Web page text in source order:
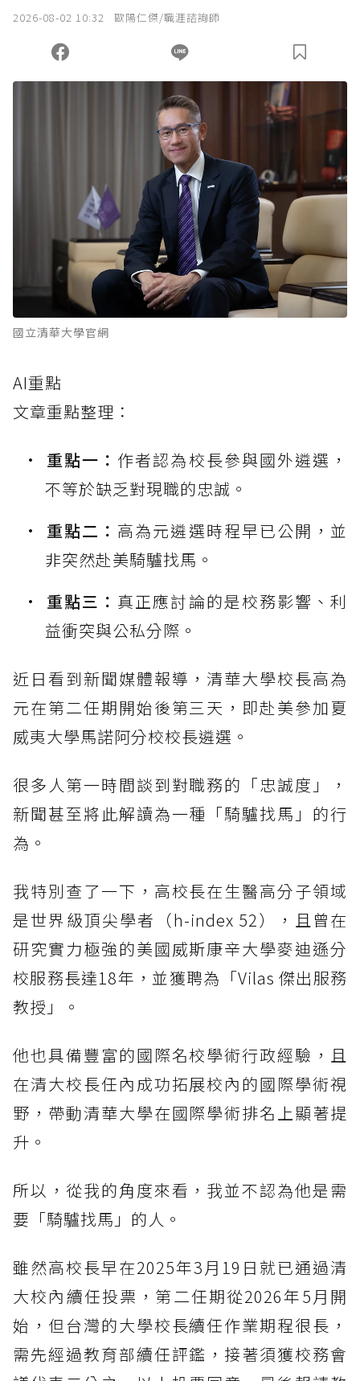
您當前剩餘 U 利點數：0點；前往 購買點數
2026-08-02 10:32 歐陽仁傑/職涯諮詢師
國立清華大學官網
AI重點
文章重點整理：
重點一： 作者認為校長參與國外遴選，
不等於缺乏對現職的忠誠。
重點二： 高為元遴選時程早已公開，並
非突然赴美騎驢找馬。
重點三： 真正應討論的是校務影響、利
益衝突與公私分際。
近日看到新聞媒體報導，清華大學校長高為
元在第二任期開始後第三天，即赴美參加夏
威夷大學馬諾阿分校校長遴選。
很多人第一時間談到對職務的「忠誠度」，
新聞甚至將此解讀為一種「騎驢找馬」的行
為。
我特別查了一下，高校長在生醫高分子領域
是世界級頂尖學者（h-index 52），且曾在
研究實力極強的美國威斯康辛大學麥迪遜分
校服務長達18年，並獲聘為「Vilas 傑出服務
教授」。
他也具備豐富的國際名校學術行政經驗，且
在清大校長任內成功拓展校內的國際學術視
野，帶動清華大學在國際學術排名上顯著提
升。
所以，從我的角度來看，我並不認為他是需
要「騎驢找馬」的人。
雖然高校長早在2025年3月19日就已通過清
大校內續任投票，第二任期從2026年5月開
始，但台灣的大學校長續任作業期程很長，
需先經過教育部續任評鑑，接著須獲校務會